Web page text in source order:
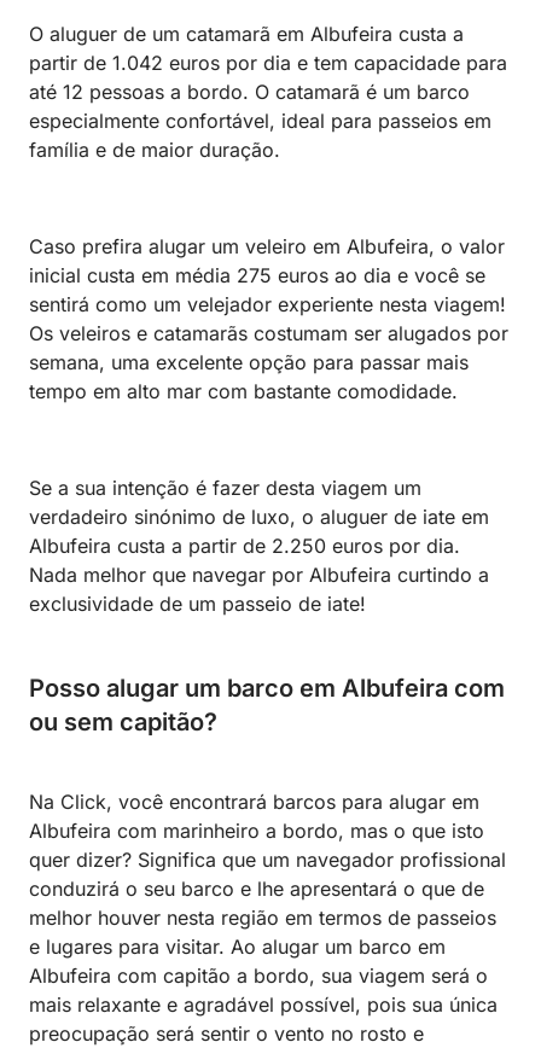
O aluguer de um catamarã em Albufeira custa a
partir de 1.042 euros por dia e tem capacidade para
até 12 pessoas a bordo. O catamarã é um barco
especialmente confortável, ideal para passeios em
família e de maior duração.
Caso prefira alugar um veleiro em Albufeira, o valor
inicial custa em média 275 euros ao dia e você se
sentirá como um velejador experiente nesta viagem!
Os veleiros e catamarãs costumam ser alugados por
semana, uma excelente opção para passar mais
tempo em alto mar com bastante comodidade.
Se a sua intenção é fazer desta viagem um
verdadeiro sinónimo de luxo, o aluguer de iate em
Albufeira custa a partir de 2.250 euros por dia.
Nada melhor que navegar por Albufeira curtindo a
exclusividade de um passeio de iate!
Posso alugar um barco em Albufeira com
ou sem capitão?
Na Click, você encontrará barcos para alugar em
Albufeira com marinheiro a bordo, mas o que isto
quer dizer? Significa que um navegador profissional
conduzirá o seu barco e lhe apresentará o que de
melhor houver nesta região em termos de passeios
e lugares para visitar. Ao alugar um barco em
Albufeira com capitão a bordo, sua viagem será o
mais relaxante e agradável possível, pois sua única
preocupação será sentir o vento no rosto e